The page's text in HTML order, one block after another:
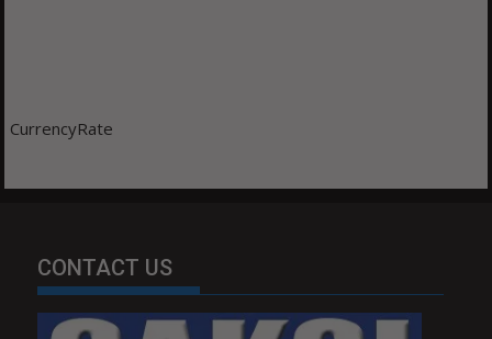
CurrencyRate
CONTACT US